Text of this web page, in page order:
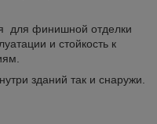
для финишной отделки
и стойкость к
зданий так и снаружи.